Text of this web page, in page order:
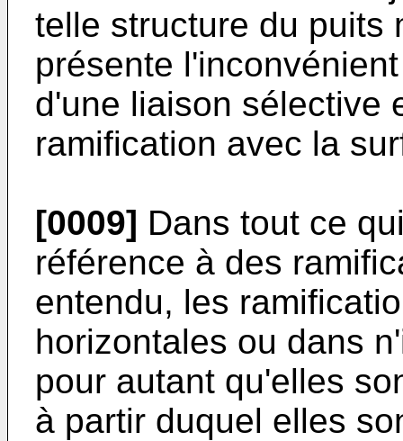
telle structure du puits
présente
d'une liaison sélective
ramification avec la
[0009] Dans tout ce
référence à des
entendu, les
horizontales ou dans
pour autant qu'elles
à partir duquel elles